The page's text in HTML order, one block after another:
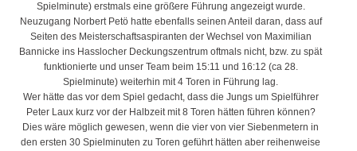
Spielminute) erstmals eine größere Führung angezeigt wurde.
Neuzugang Norbert Petö hatte ebenfalls seinen Anteil daran, dass auf
Seiten des Meisterschaftsaspiranten der Wechsel von Maximilian
Bannicke ins Hasslocher Deckungszentrum oftmals nicht, bzw. zu spät
funktionierte und unser Team beim 15:11 und 16:12 (ca 28.
Spielminute) weiterhin mit 4 Toren in Führung lag.
Wer hätte das vor dem Spiel gedacht, dass die Jungs um Spielführer
Peter Laux kurz vor der Halbzeit mit 8 Toren hätten führen können?
Dies wäre möglich gewesen, wenn die vier von vier Siebenmetern in
den ersten 30 Spielminuten zu Toren geführt hätten aber reihenweise